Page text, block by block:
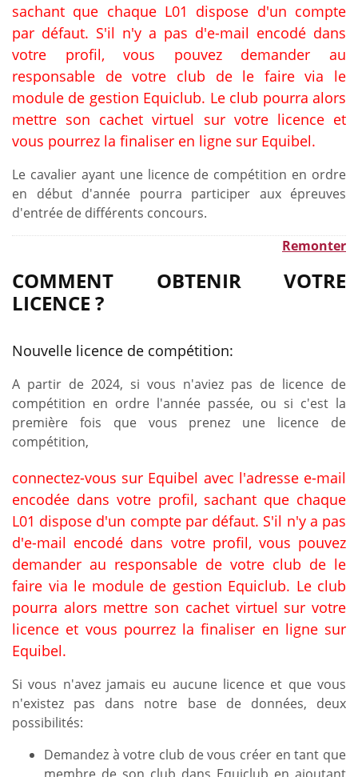
sachant que chaque L01 dispose d'un compte
par défaut. S'il n'y a pas d'e-mail encodé dans
votre profil, vous pouvez demander au
responsable de votre club de le faire via le
module de gestion Equiclub. Le club pourra alors
mettre son cachet virtuel sur votre licence et
vous pourrez la finaliser en ligne sur Equibel.
Le cavalier ayant une licence de compétition en ordre
en début d'année pourra participer aux épreuves
d'entrée de différents concours.
Remonter
COMMENT OBTENIR VOTRE
LICENCE ?
Nouvelle licence de compétition:
A partir de 2024, si vous n'aviez pas de licence de
compétition en ordre l'année passée, ou si c'est la
première fois que vous prenez une licence de
compétition,
connectez-vous sur Equibel avec l'adresse e-mail
encodée dans votre profil, sachant que chaque
L01 dispose d'un compte par défaut. S'il n'y a pas
d'e-mail encodé dans votre profil, vous pouvez
demander au responsable de votre club de le
faire via le module de gestion Equiclub. Le club
pourra alors mettre son cachet virtuel sur votre
licence et vous pourrez la finaliser en ligne sur
Equibel.
Si vous n'avez jamais eu aucune licence et que vous
n'existez pas dans notre base de données, deux
possibilités:
Demandez à votre club de vous créer en tant que